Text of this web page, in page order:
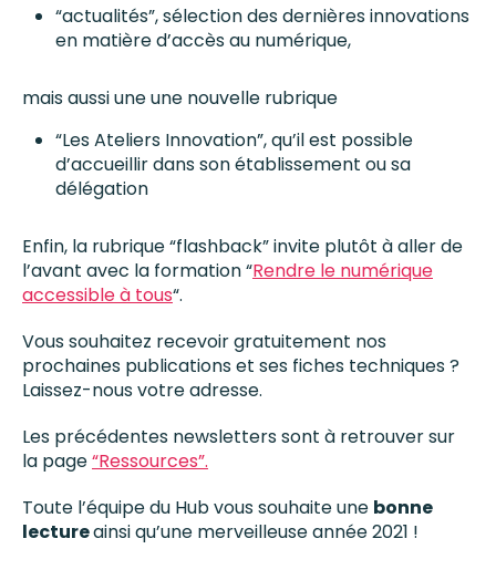
“actualités”, sélection des dernières innovations
en matière d’accès au numérique,
mais aussi une une nouvelle rubrique
“Les Ateliers Innovation”, qu’il est possible
d’accueillir dans son établissement ou sa
délégation
Enfin, la rubrique “flashback” invite plutôt à aller de
l’avant avec la formation “Rendre le numérique
accessible à tous“.
Vous souhaitez recevoir gratuitement nos
prochaines publications et ses fiches techniques ?
Laissez-nous votre adresse.
Les précédentes newsletters sont à retrouver sur
la page“Ressources”.
Toute l’équipe du Hub vous souhaite une bonne
lectureainsi qu’une merveilleuse année 2021 !